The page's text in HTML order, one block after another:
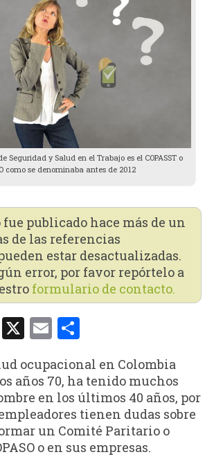
Seguridad y Salud en el Trabajo es el COPASST o
como se denominaba antes de 2012
publicado hace más de un
de las referencias
estar desactualizadas.
error, por favor repórtelo a
formulario de contacto.
X EmailCompartir
ocupacional en Colombia
años 70, ha tenido muchos
en los últimos 40 años, por
tienen dudas sobre
un Comité Paritario o
o en sus empresas.